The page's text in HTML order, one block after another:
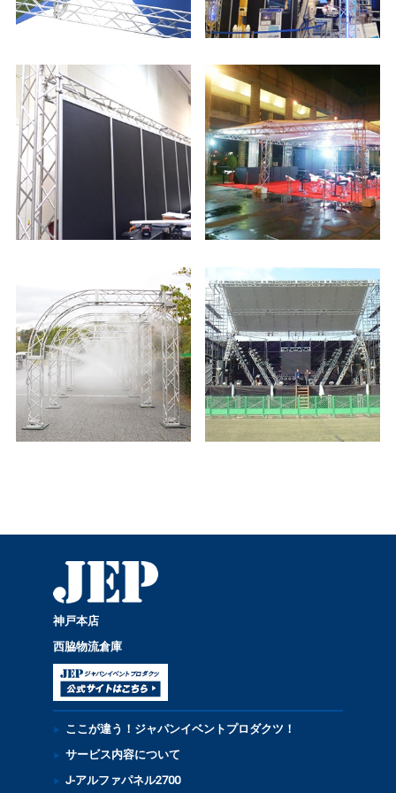
神戸本店
西脇物流倉庫
ここが違う！ジャパンイベントプロダクツ！
サービス内容について
J-アルファパネル2700